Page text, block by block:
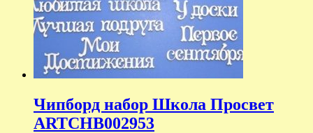
Чипборд набор Школа Просвет
ARTCHB002953